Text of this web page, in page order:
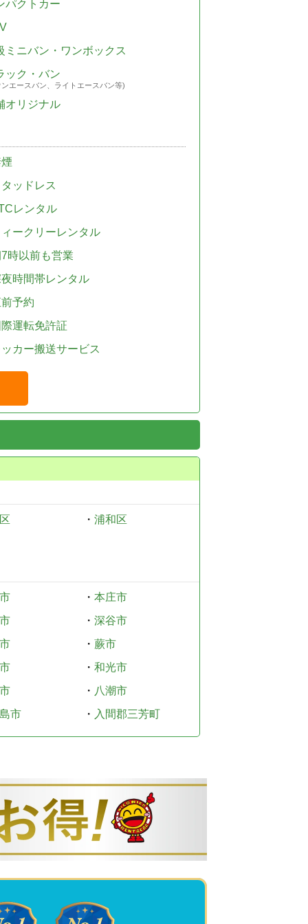
パクトカー
ミニバン・ワンボックス
ック・バン
エースバン、ライトエースバン等)
オリジナル
ッドレス
レンタル
ークリーレンタル
時以前も営業
時間帯レンタル
予約
運転免許証
カー搬送サービス
・ 浦和区
・ 本庄市
・ 深谷市
・ 蕨市
・ 和光市
・ 八潮市
市
・ 入間郡三芳町